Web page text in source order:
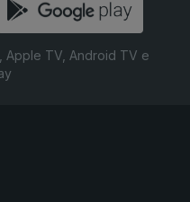
Apple TV, Android TV e